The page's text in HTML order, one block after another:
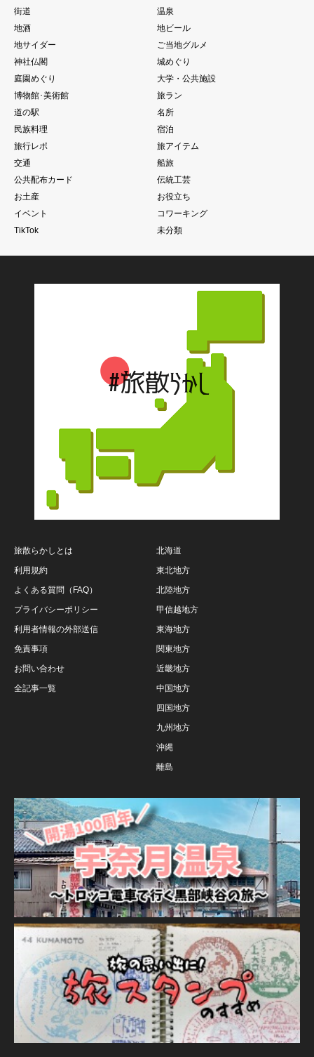
街道
温泉
地酒
地ビール
地サイダー
ご当地グルメ
神社仏閣
城めぐり
庭園めぐり
大学・公共施設
博物館･美術館
旅ラン
道の駅
名所
民族料理
宿泊
旅行レポ
旅アイテム
交通
船旅
公共配布カード
伝統工芸
お土産
お役立ち
イベント
コワーキング
TikTok
未分類
旅散らかしとは
利用規約
よくある質問（FAQ）
プライバシーポリシー
利用者情報の外部送信
免責事項
お問い合わせ
全記事一覧
北海道
東北地方
北陸地方
甲信越地方
東海地方
関東地方
近畿地方
中国地方
四国地方
九州地方
沖縄
離島